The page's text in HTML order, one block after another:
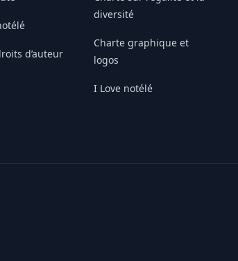
d’auteur
diversité
Charte graphique et
logos
I Love notélé